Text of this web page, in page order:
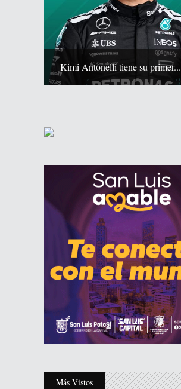
Kimi Antonelli tiene su primer...
Más Vistos